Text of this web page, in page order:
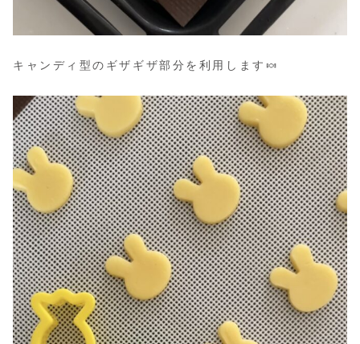
キャンディ型のギザギザ部分を利用します🍬